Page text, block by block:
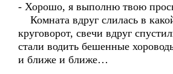
- Хорошо, я выполню твою
Комната вдруг слилась в
круговорот, свечи вдруг
стали водить бешенные
и ближе и ближе…